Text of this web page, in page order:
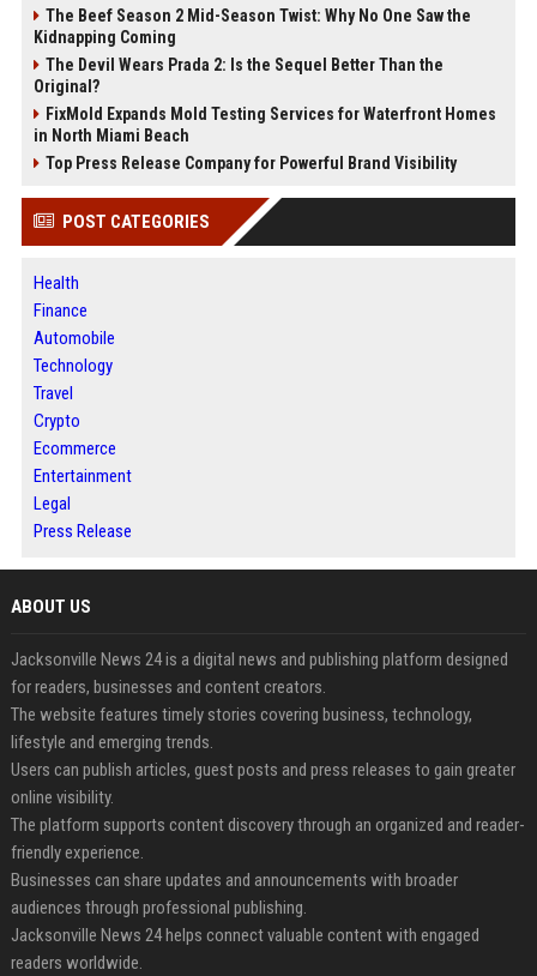
The Beef Season 2 Mid-Season Twist: Why No One Saw the
Kidnapping Coming
The Devil Wears Prada 2: Is the Sequel Better Than the
Original?
FixMold Expands Mold Testing Services for Waterfront Homes
in North Miami Beach
Top Press Release Company for Powerful Brand Visibility
POST CATEGORIES
Health
Finance
Automobile
Technology
Travel
Crypto
Ecommerce
Entertainment
Legal
Press Release
ABOUT US
Jacksonville News 24 is a digital news and publishing platform designed
for readers, businesses and content creators.
The website features timely stories covering business, technology,
lifestyle and emerging trends.
Users can publish articles, guest posts and press releases to gain greater
online visibility.
The platform supports content discovery through an organized and reader-
friendly experience.
Businesses can share updates and announcements with broader
audiences through professional publishing.
Jacksonville News 24 helps connect valuable content with engaged
readers worldwide.